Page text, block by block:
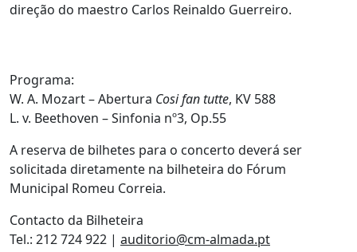
direção do maestro Carlos Reinaldo Guerreiro.
Programa:
W. A. Mozart – Abertura Cosi fan tutte, KV 588
L. v. Beethoven – Sinfonia nº3, Op.55
A reserva de bilhetes para o concerto deverá ser
solicitada diretamente na bilheteira do Fórum
Municipal Romeu Correia.
Contacto da Bilheteira
Tel.: 212 724 922 | auditorio@cm-almada.pt